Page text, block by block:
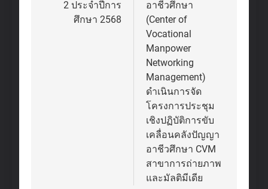
2 ประจำปีการ
ศึกษา 2568
อาชีวศึกษา
(Center of
Vocational
Manpower
Networking
Management)
ดำเนินการจัด
โครงการประชุม
เชิงปฏิบัติการขับ
เคลื่อนคลังปัญญา
อาชีวศึกษา CVM
สาขาการถ่ายภาพ
และมัลติมีเดีย